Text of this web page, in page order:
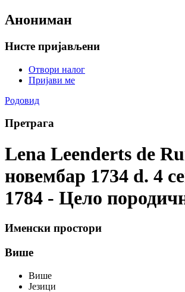
Анониман
Нисте пријављени
Отвори налог
Пријави ме
Родовид
Претрага
Lena Leenderts de
новембар 1734 d. 4
1784 - Цело
Именски простори
Више
Више
Језици